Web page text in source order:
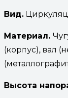
Вид.
Материал.
(корпус), вал
Высота